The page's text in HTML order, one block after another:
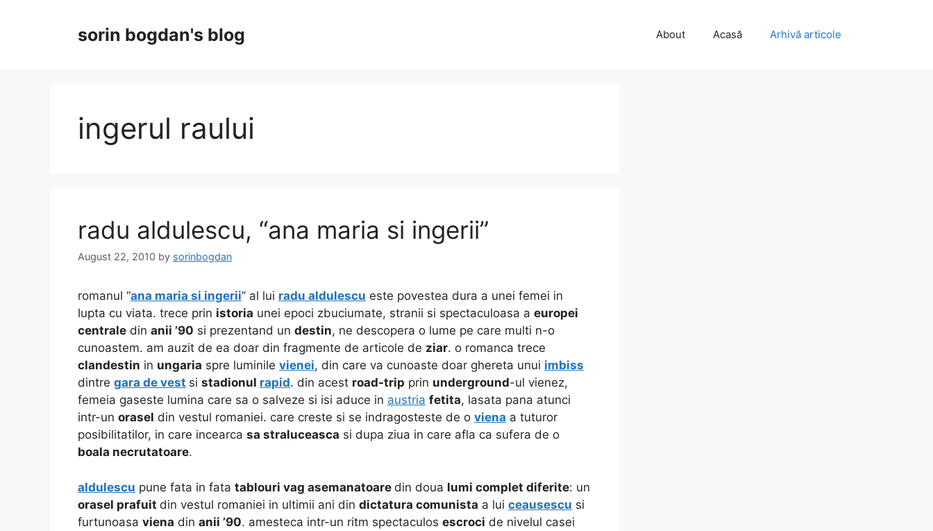
sorin bogdan's blog About Acasă Arhivă articole
ingerul raului
radu aldulescu, “ana maria si ingerii”
August 22, 2010 by sorinbogdan
romanul “ana maria si ingerii” al lui radu aldulescu este povestea dura a unei femei in
lupta cu viata. trece prin istoria unei epoci zbuciumate, stranii si spectaculoasa a europei
centrale din anii ’90 si prezentand un destin, ne descopera o lume pe care multi n-o
cunoastem. am auzit de ea doar din fragmente de articole de ziar. o romanca trece
clandestin in ungaria spre luminile vienei, din care va cunoaste doar ghereta unui imbiss
dintre gara de vest si stadionul rapid. din acest road-trip prin underground-ul vienez,
femeia gaseste lumina care sa o salveze si isi aduce in austria fetita, lasata pana atunci
intr-un orasel din vestul romaniei. care creste si se indragosteste de o viena a tuturor
posibilitatilor, in care incearca sa straluceasca si dupa ziua in care afla ca sufera de o
boala necrutatoare.
aldulescu pune fata in fata tablouri vag asemanatoare din doua lumi complet diferite: un
orasel prafuit din vestul romaniei in ultimii ani din dictatura comunista a lui ceausescu si
furtunoasa viena din anii ’90. amesteca intr-un ritm spectaculos escroci de nivelul casei